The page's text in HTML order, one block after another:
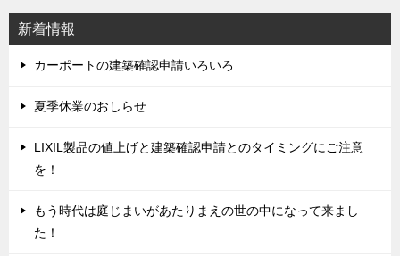
シ
ョ
ン
新着情報
カーポートの建築確認申請いろいろ
夏季休業のおしらせ
LIXIL製品の値上げと建築確認申請とのタイミングにご注意
を！
もう時代は庭じまいがあたりまえの世の中になって来まし
た！